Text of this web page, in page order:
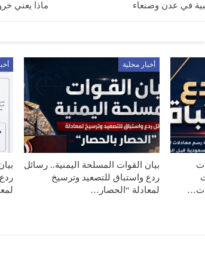
في عدن وصنعاء ماذا يعني
أخبار محلية
بيان القوات المسلحة اليمنية.. رسائل
ردع واستباق للتصعيد وترسيخ
لمعادلة “الحصار…